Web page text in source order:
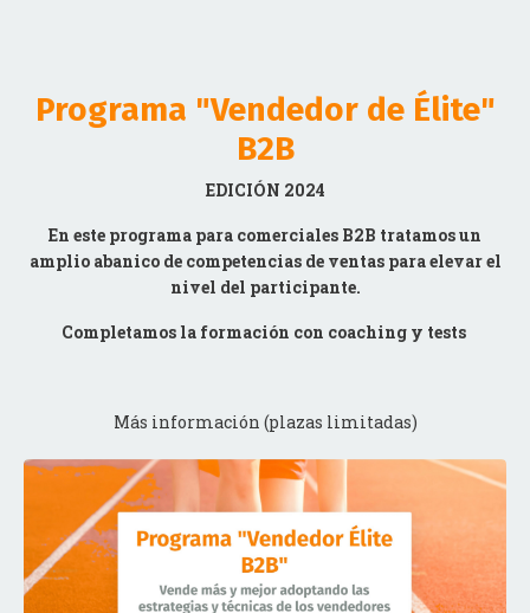
B2B
EDICIÓN 2024
En este programa para comerciales B2B tratamos un
nivel del participante.
Completamos la formación con coaching y tests